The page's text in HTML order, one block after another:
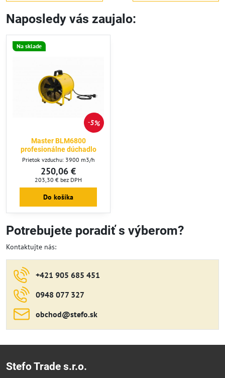
Naposledy vás zaujalo:
5%
Na sklade
Master BLM6800
profesionálne dúchadlo
Prietok vzduchu: 3900 m3/h
250,06 €
203,30 € bez DPH
Do košíka
Potrebujete poradiť s výberom?
Kontaktujte nás:
+421 905 685 451
0948 077 327
obchod​@stefo​.sk
Stefo Trade s.r.o.